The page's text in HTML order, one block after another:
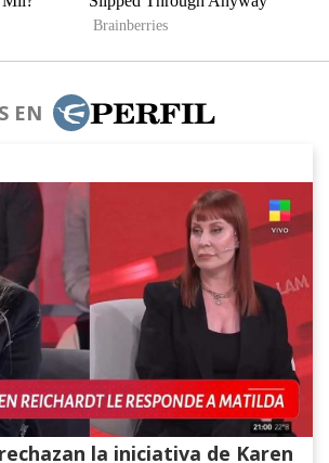
EN
la iniciativa de Karen